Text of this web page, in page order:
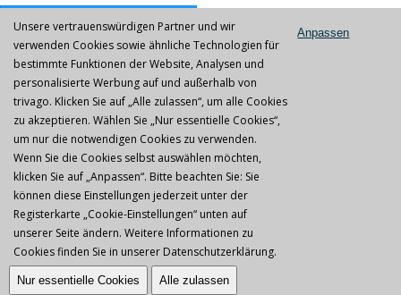
Copyright © 2026 IPL Germany GmbH
Unsere vertrauenswürdigen Partner und wir
verwenden Cookies sowie ähnliche Technologien für
bestimmte Funktionen der Website, Analysen und
personalisierte Werbung auf und außerhalb von
trivago. Klicken Sie auf „Alle zulassen“, um alle Cookies
zu akzeptieren. Wählen Sie „Nur essentielle Cookies“,
um nur die notwendigen Cookies zu verwenden.
Wenn Sie die Cookies selbst auswählen möchten,
klicken Sie auf „Anpassen“. Bitte beachten Sie: Sie
können diese Einstellungen jederzeit unter der
Registerkarte „Cookie-Einstellungen“ unten auf
unserer Seite ändern. Weitere Informationen zu
Cookies finden Sie in unserer Datenschutzerklärung.
Anpassen
Nur essentielle Cookies Alle zulassen